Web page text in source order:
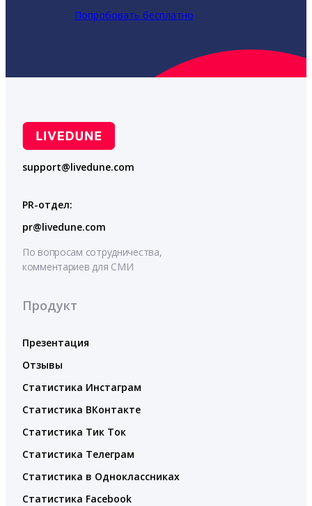
Попробовать бесплатно
support@livedune.com
PR-отдел:
pr@livedune.com
По вопросам сотрудничества,
комментариев для СМИ
Продукт
Презентация
Отзывы
Статистика Инстаграм
Статистика ВКонтакте
Статистика Тик Ток
Статистика Телеграм
Статистика в Одноклассниках
Статистика Facebook